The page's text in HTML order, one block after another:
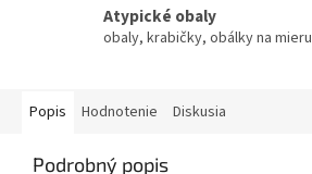
Atypické obaly
obaly, krabičky, obálky na mieru
Popis Hodnotenie Diskusia
Podrobný popis